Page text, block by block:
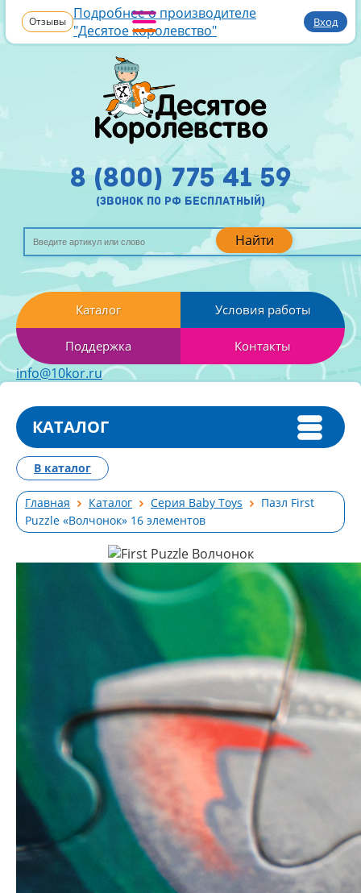
Отзывы Подробнее о производителе
"Десятое королевство"
Вход
Найти
8 (800) 775 41 59
(звонок по рф бесплатный)
Каталог Условия работы
Поддержка Контакты
info@10kor.ru
КАТАЛОГ
Главная Каталог Серия Baby Toys
Пазл First
Puzzle «Волчонок» 16 элементов
В каталог